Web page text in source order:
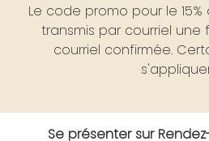
Le code promo pour le
transmis par courriel une
courriel confirmée.
Se présenter sur